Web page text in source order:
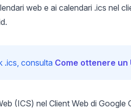
web e ai calendari .ics nel
.ics, consulta Come ottenere un
(ICS) nel Client Web di Google